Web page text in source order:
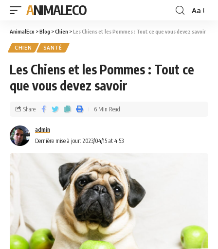
ANIMALECO Aa
AnimalEco >Blog >Chien >Les Chiens et les Pommes : Tout ce que vous devez savoir
CHIEN SANTÉ
Les Chiens et les Pommes : Tout ce
que vous devez savoir
admin
Dernière mise à jour: 2023/04/15 at 4:53
Share 6 Min Read